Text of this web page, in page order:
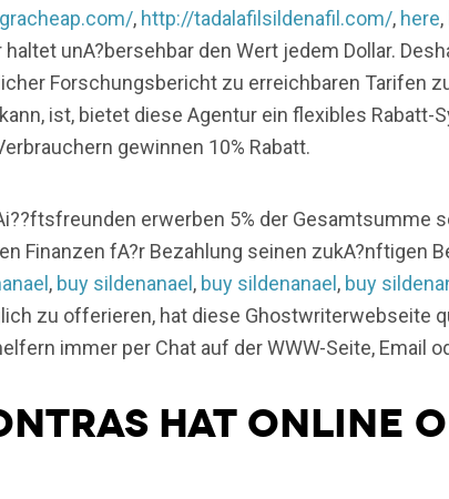
, http://tadalafilsildenafil.com/, here,
unA?bersehbar den Wert jedem Dollar.
Forschungsbericht zu erreichbaren Tarifen
ist, bietet diese Agentur ein flexibles Rabatt-
gewinnen 10% Rabatt.
erwerben 5% der Gesamtsumme
Finanzen fA?r Bezahlung seinen zukA?nftigen
, buy sildenanael , buy sildenanael , buy
zu offerieren, hat diese Ghostwriterwebseite
immer per Chat auf der WWW-Seite, Email
hat online